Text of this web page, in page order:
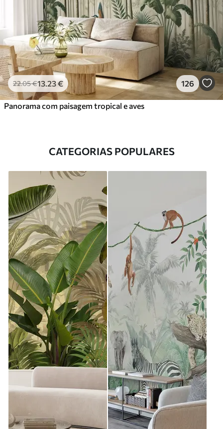
22.05€13 .23€ 126
Panorama com paisagem tropical e aves
CATEGORIAS POPULARES